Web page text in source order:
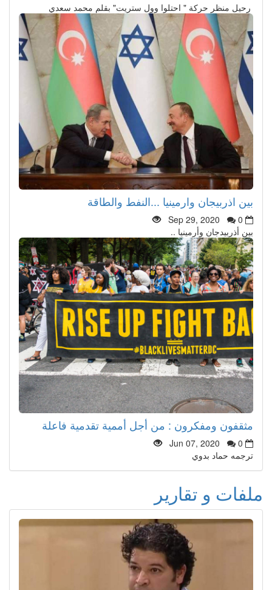
رحيل منظر حركة " احتلوا وول ستريت" بقلم محمد سعدي
بين اذربيجان وارمينيا ...النفط والطاقة
Sep 29, 2020
0
بين أذربيدجان وأرمينيا ..
مثقفون ومفكرون : من أجل أممية تقدمية فاعلة
Jun 07, 2020
0
ترجمه حماد بدوي
ملفات و تقارير